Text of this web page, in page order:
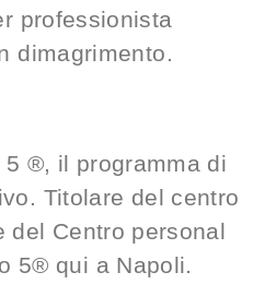
professionista
dimagrimento.
®, il programma di
Titolare del centro
del Centro personal
5® qui a Napoli.